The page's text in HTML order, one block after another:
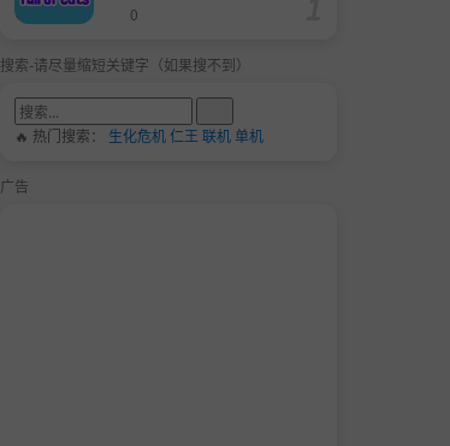
0
搜索-请尽量缩短关键字（如果搜不到）
🔥 热门搜索： 生化危机仁王 联机单机
广告